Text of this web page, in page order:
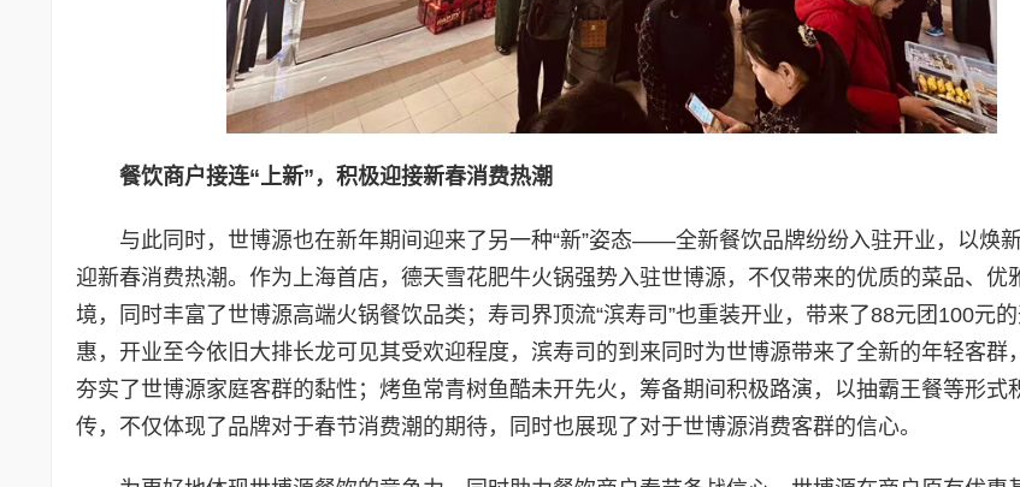
餐饮商户接连“上新”，积极迎接新春消费热潮
与此同时，世博源也在新年期间迎来了另一种“新”姿态——全新餐饮品牌纷纷入驻开业，以焕
迎新春消费热潮。作为上海首店，德天雪花肥牛火锅强势入驻世博源，不仅带来的优质的菜品、优
境，同时丰富了世博源高端火锅餐饮品类；寿司界顶流“滨寿司”也重装开业，带来了88元团100元
惠，开业至今依旧大排长龙可见其受欢迎程度，滨寿司的到来同时为世博源带来了全新的年轻客群
夯实了世博源家庭客群的黏性；烤鱼常青树鱼酷未开先火，筹备期间积极路演，以抽霸王餐等形式
传，不仅体现了品牌对于春节消费潮的期待，同时也展现了对于世博源消费客群的信心。